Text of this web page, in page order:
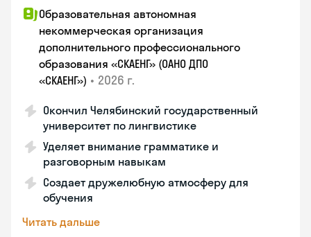
Образовательная автономная
некоммерческая организация
дополнительного профессионального
образования «СКАЕНГ» (ОАНО ДПО
«СКАЕНГ») • 2026 г.
Окончил Челябинский государственный
университет по лингвистике
Уделяет внимание грамматике и
разговорным навыкам
Создает дружелюбную атмосферу для
обучения
Читать дальше